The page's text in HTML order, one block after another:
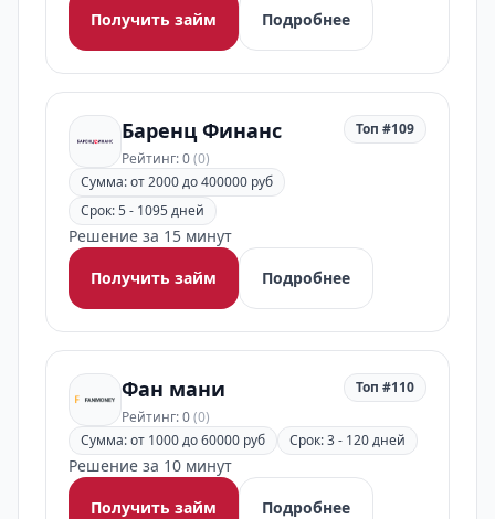
Получить займ
Подробнее
Баренц Финанс
Рейтинг: 0(0)
Топ #109
Сумма: от 2000 до 400000 руб
Срок: 5 - 1095 дней
Решение за 15 минут
Получить займ
Подробнее
Фан мани
Рейтинг: 0(0)
Топ #110
Сумма: от 1000 до 60000 руб Срок: 3 - 120 дней
Решение за 10 минут
Получить займ
Подробнее